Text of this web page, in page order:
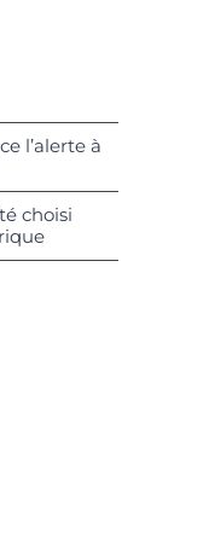
l’alerte à
choisi